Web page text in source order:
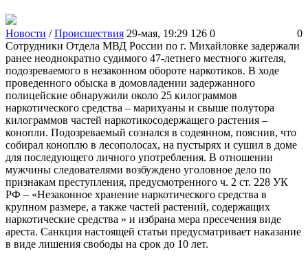
Новости /Происшествия 29-мая, 19:29 126 0
0
Сотрудники Отдела МВД России по г. Михайловке задержали
ранее неоднократно судимого 47-летнего местного жителя,
подозреваемого в незаконном обороте наркотиков. В ходе
проведенного обыска в домовладении задержанного
полицейские обнаружили около 25 килограммов
наркотического средства – марихуаны и свыше полутора
килограммов частей наркотикосодержащего растения –
конопли. Подозреваемый сознался в содеянном, пояснив, что
собирал коноплю в лесополосах, на пустырях и сушил в доме
для последующего личного употребления. В отношении
мужчины следователями возбуждено уголовное дело по
признакам преступления, предусмотренного ч. 2 ст. 228 УК
РФ – «Незаконное хранение наркотического средства в
крупном размере, а также частей растений, содержащих
наркотические средства » и избрана мера пресечения виде
ареста. Санкция настоящей статьи предусматривает наказание
в виде лишения свободы на срок до 10 лет.